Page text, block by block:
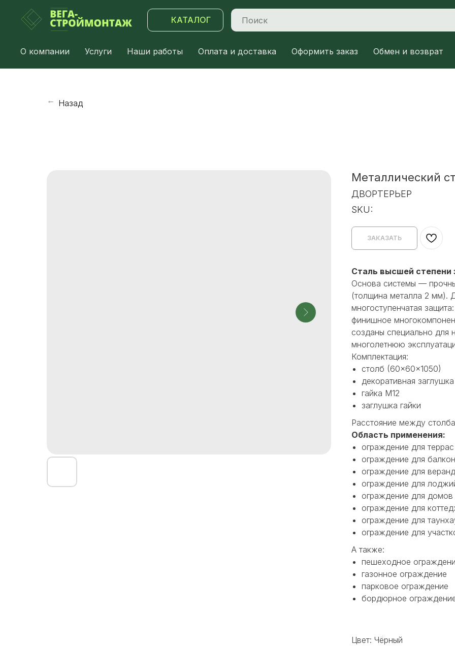
КАТАЛОГ
О компании Услуги Наши работы Оплата и доставка Оформить заказ Обмен и возврат
→ Назад
Металлический
ДВОРТЕРЬЕР
SKU:
ЗАКАЗАТЬ
Сталь высшей степени
Основа системы —
(толщина металла 2 мм).
многоступенчатая
финишное
созданы специально для
многолетнюю
Комплектация:
столб (60×60×1050)
декоративная
гайка М12
заглушка гайки
Расстояние между
Область применения:
ограждение для террас
ограждение для
ограждение для веранд
ограждение для
ограждение для домов
ограждение для
ограждение для
ограждение для
А также:
пешеходное
газонное ограждение
парковое ограждение
бордюрное
Цвет: Чёрный